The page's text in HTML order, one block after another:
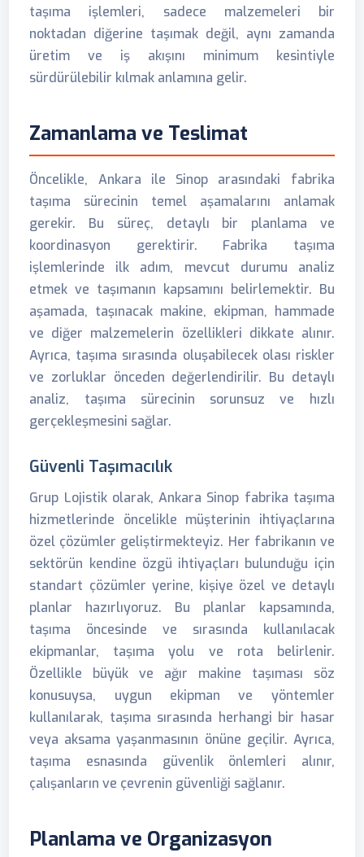
taşıma işlemleri, sadece malzemeleri bir
noktadan diğerine taşımak değil, aynı zamanda
üretim ve iş akışını minimum kesintiyle
sürdürülebilir kılmak anlamına gelir.
Zamanlama ve Teslimat
Öncelikle, Ankara ile Sinop arasındaki fabrika
taşıma sürecinin temel aşamalarını anlamak
gerekir. Bu süreç, detaylı bir planlama ve
koordinasyon gerektirir. Fabrika taşıma
işlemlerinde ilk adım, mevcut durumu analiz
etmek ve taşımanın kapsamını belirlemektir. Bu
aşamada, taşınacak makine, ekipman, hammade
ve diğer malzemelerin özellikleri dikkate alınır.
Ayrıca, taşıma sırasında oluşabilecek olası riskler
ve zorluklar önceden değerlendirilir. Bu detaylı
analiz, taşıma sürecinin sorunsuz ve hızlı
gerçekleşmesini sağlar.
Güvenli Taşımacılık
Grup Lojistik olarak, Ankara Sinop fabrika taşıma
hizmetlerinde öncelikle müşterinin ihtiyaçlarına
özel çözümler geliştirmekteyiz. Her fabrikanın ve
sektörün kendine özgü ihtiyaçları bulunduğu için
standart çözümler yerine, kişiye özel ve detaylı
planlar hazırlıyoruz. Bu planlar kapsamında,
taşıma öncesinde ve sırasında kullanılacak
ekipmanlar, taşıma yolu ve rota belirlenir.
Özellikle büyük ve ağır makine taşıması söz
konusuysa, uygun ekipman ve yöntemler
kullanılarak, taşıma sırasında herhangi bir hasar
veya aksama yaşanmasının önüne geçilir. Ayrıca,
taşıma esnasında güvenlik önlemleri alınır,
çalışanların ve çevrenin güvenliği sağlanır.
Planlama ve Organizasyon